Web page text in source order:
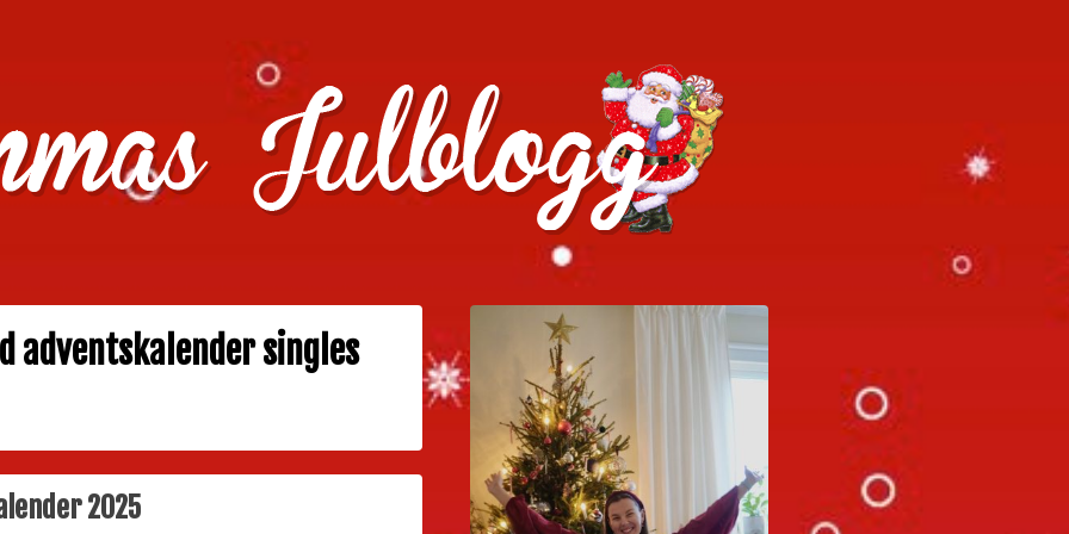
julklappstips, julkalendrar, adventskalendrar , julpyssel och julrecept!
adventskalender singles
2025